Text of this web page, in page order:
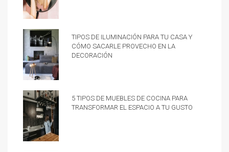
Tipos de iluminación para tu casa y
cómo sacarle provecho en la
decoración
5 tipos de muebles de cocina para
transformar el espacio a tu gusto